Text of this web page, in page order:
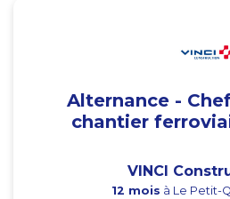
Alternance -
chantier
VINCI
12 mois à Le Petit-